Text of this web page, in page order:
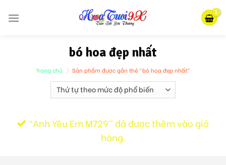
bó hoa đẹp nhất
Trang chủ / Sản phẩm được gắn thẻ “bó hoa đẹp nhất”
“Anh Yêu Em M729” đã được thêm vào giỏ
hàng.